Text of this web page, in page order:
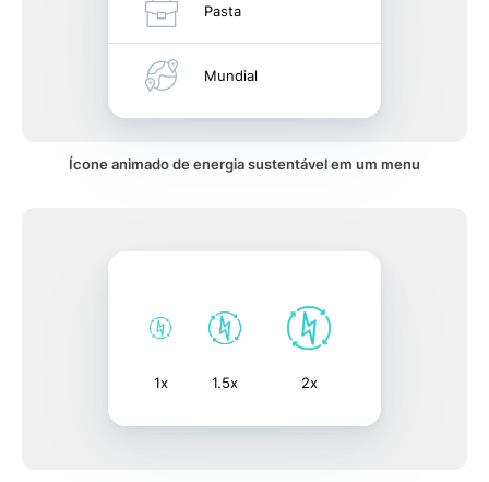
Pasta
Mundial
Ícone animado de energia sustentável em um menu
1x 1.5x 2x